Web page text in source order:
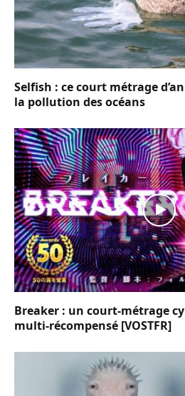
Selfish : ce court métrage
la pollution des océans
Breaker : un court-métrage
multi-récompensé [VOSTFR]